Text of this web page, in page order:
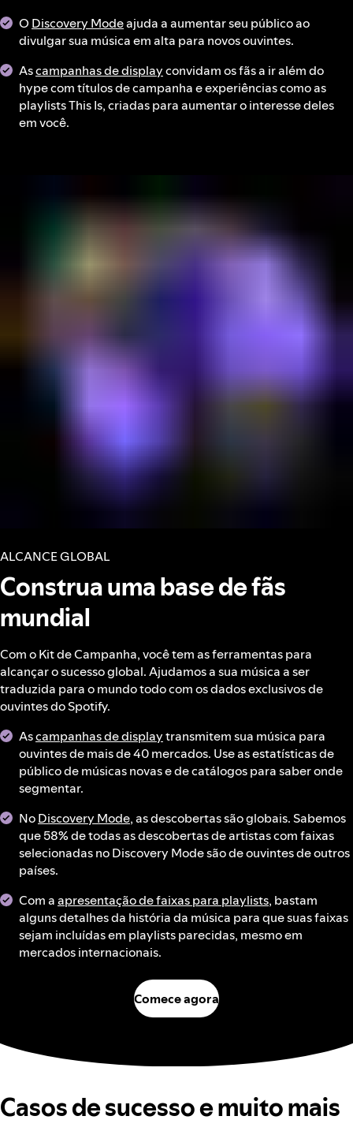
ODiscovery Modeajuda a aumentar seu público ao
divulgar sua música em alta para novos ouvintes.
Ascampanhas de displayconvidam os fãs a ir além do
hype com títulos de campanha e experiências como as
playlists This Is, criadas para aumentar o interesse deles
em você.
ALCANCE GLOBAL
Construa uma base de fãs
mundial
Com o Kit de Campanha, você tem as ferramentas para
alcançar o sucesso global. Ajudamos a sua música a ser
traduzida para o mundo todo com os dados exclusivos de
ouvintes do Spotify.
Ascampanhas de displaytransmitem sua música para
ouvintes de mais de 40 mercados. Use as estatísticas de
público de músicas novas e de catálogos para saber onde
segmentar.
NoDiscovery Mode, as descobertas são globais. Sabemos
que 58% de todas as descobertas de artistas com faixas
selecionadas no Discovery Mode são de ouvintes de outros
países.
Com aapresentação de faixas para playlists, bastam
alguns detalhes da história da música para que suas faixas
sejam incluídas em playlists parecidas, mesmo em
mercados internacionais.
Comece agora
Casos de sucesso e muito mais